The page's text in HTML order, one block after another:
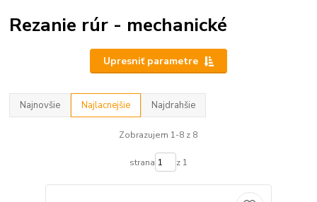
Rezanie rúr - mechanické
Upresniť parametre
Najnovšie Najlacnejšie Najdrahšie
Zobrazujem 1-8 z 8
strana z 1